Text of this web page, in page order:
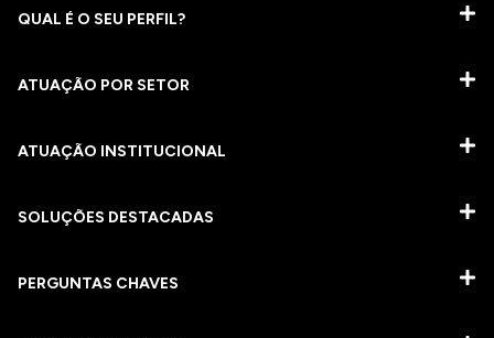
QUAL É O SEU PERFIL?
ATUAÇÃO POR SETOR
ATUAÇÃO INSTITUCIONAL
SOLUÇÕES DESTACADAS
PERGUNTAS CHAVES​